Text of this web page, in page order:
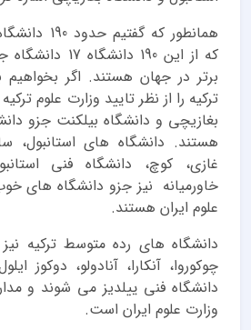
همانطور که
برتر در جهان هستند. اگر بخواهیم
ترکیه را از نظر تایید وزارت علوم
بغازیچی و دانشگاه بیلکنت جزو
هستند. دانشگاه های استانبول،
غازی، کوچ، دانشگاه فنی
خاورمیانه نیز جزو دانشگاه های
علوم ایران هستند.
دانشگاه های رده متوسط ترکیه
چوکوروا، آنکارا، آنادولو، دوکوز
دانشگاه فنی ییلدیز می شوند و
وزارت علوم ایران است.